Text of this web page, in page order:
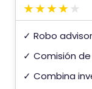
✓ Robo advisor
✓ Comisión de
✓ Combina